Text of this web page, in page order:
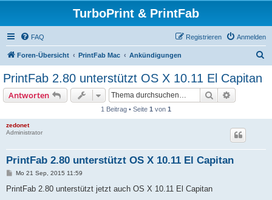
TurboPrint & PrintFab
FAQ Anmelden
Registrieren
Foren-Übersicht PrintFab Mac Ankündigungen
PrintFab 2.80 unterstützt OS X 10.11 El Capitan
Antworten Suche
1 Beitrag • Seite 1 von 1
zedonet
Administrator
PrintFab 2.80 unterstützt OS X 10.11 El Capitan
B
i
Mo 21 Sep, 2015 11:59
PrintFab 2.80 unterstützt jetzt auch OS X 10.11 El Capitan